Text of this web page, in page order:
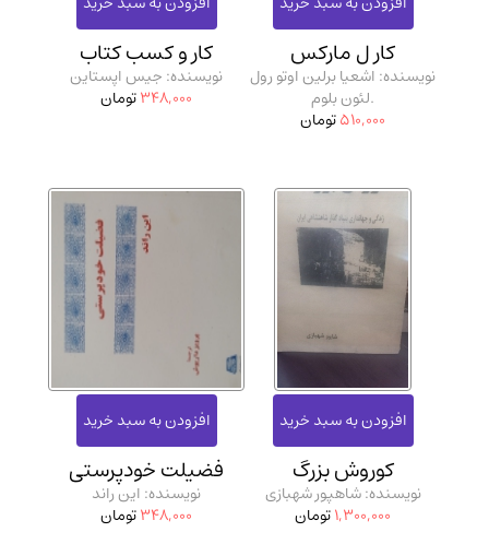
کار ل مارکس
نویسنده: اشعیا برلین اوتو رول
.لئون بلوم
510,000تومان
کار و کسب کتاب
نویسنده: جیس اپستاین
348,000تومان
کوروش بزرگ
نویسنده: شاهپور شهبازی
1,300,000تومان
فضیلت خودپرستی
نویسنده: این راند
348,000تومان